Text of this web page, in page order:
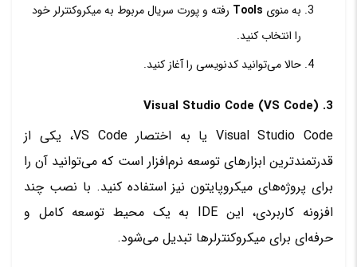
به منوی Tools رفته و پورت سریال مربوط به میکروکنترلر خود
را انتخاب کنید.
حالا می‌توانید کدنویسی را آغاز کنید.
3. Visual Studio Code (VS Code)
Visual Studio Code یا به اختصار VS Code، یکی از
قدرتمندترین ابزارهای توسعه نرم‌افزار است که می‌توانید آن را
برای پروژه‌های میکروپایتون نیز استفاده کنید. با نصب چند
افزونه کاربردی، این IDE به یک محیط توسعه کامل و
حرفه‌ای برای میکروکنترلرها تبدیل می‌شود.